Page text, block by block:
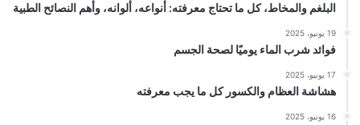
البلغم والمخاط، كل ما تحتاج معرفته: أنواعه، ألوانه، وأهم النصائح الطبية
19 يونيو، 2025
فوائد شرب الماء يوميًا لصحة الجسم
17 يونيو، 2025
هشاشة العظام والكسور كل ما يجب معرفته
16 يونيو، 2025